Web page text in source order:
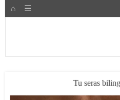
HOME
Tu seras